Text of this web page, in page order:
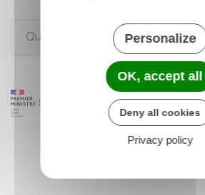
Questions ? Réponses !Personalize
OK, accept all
Deny all cookies
Privacy policy